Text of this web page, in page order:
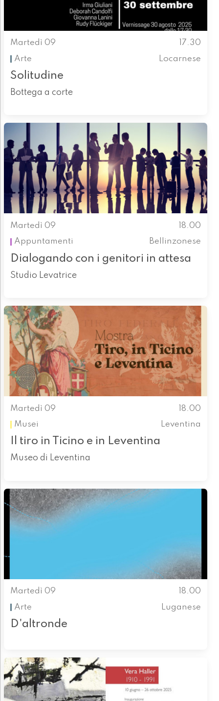
Martedì 09
17.30
Arte
Locarnese
Solitudine
Bottega a corte
Martedì 09
18.00
Appuntamenti
Bellinzonese
Dialogando con i genitori in attesa
Studio Levatrice
Martedì 09
18.00
Musei
Leventina
Il tiro in Ticino e in Leventina
Museo di Leventina
Martedì 09
18.00
Arte
Luganese
D'altronde